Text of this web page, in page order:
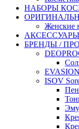
НАБОРЫ
Женские
АКСЕССУАРЫ
БРЕНДЫ /
EVASION
ISOV